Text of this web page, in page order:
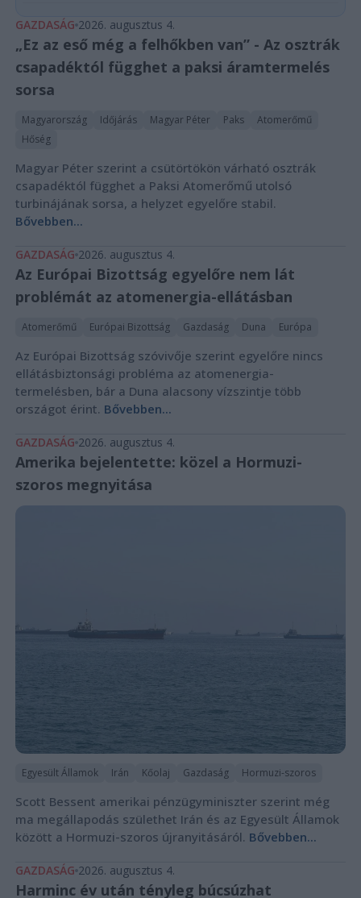
GAZDASÁG 2026. augusztus 4.
„Ez az eső még a felhőkben van” - Az osztrák
csapadéktól függhet a paksi áramtermelés
sorsa
Magyarország Időjárás Magyar Péter Paks
Atomerőmű
Hőség
Magyar Péter szerint a csütörtökön várható osztrák
csapadéktól függhet a Paksi Atomerőmű utolsó
turbinájának sorsa, a helyzet egyelőre stabil.
Bővebben...
GAZDASÁG 2026. augusztus 4.
Az Európai Bizottság egyelőre nem lát
problémát az atomenergia-ellátásban
Atomerőmű Európai Bizottság Gazdaság Duna Európa
Az Európai Bizottság szóvivője szerint egyelőre nincs
ellátásbiztonsági probléma az atomenergia-
termelésben, bár a Duna alacsony vízszintje több
országot érint. Bővebben...
GAZDASÁG 2026. augusztus 4.
Amerika bejelentette: közel a Hormuzi-
szoros megnyitása
Egyesült Államok Irán Kőolaj Gazdaság Hormuzi-szoros
Scott Bessent amerikai pénzügyminiszter szerint még
ma megállapodás születhet Irán és az Egyesült Államok
között a Hormuzi-szoros újranyitásáról. Bővebben...
GAZDASÁG 2026. augusztus 4.
Harminc év után tényleg búcsúzhat